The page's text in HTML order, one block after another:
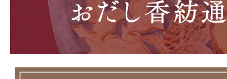
読み物
法人様向け